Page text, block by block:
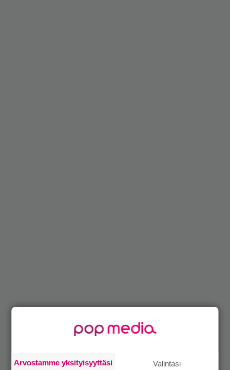
Arvostamme yksityisyyttäsi Valintasi